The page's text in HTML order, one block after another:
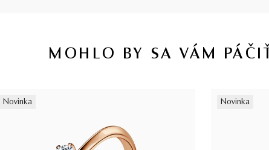
MOHLO BY SA VÁM PÁČIŤ
Novinka Novinka